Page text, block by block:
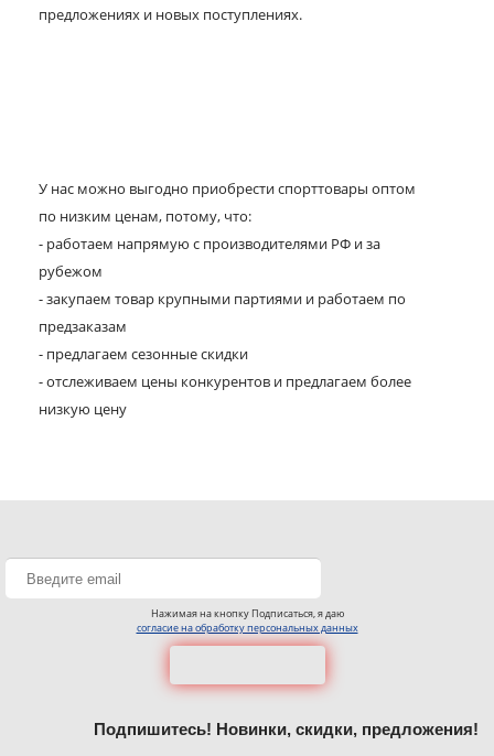
предложениях и новых поступлениях.
У нас можно выгодно приобрести спорттовары оптом
по низким ценам, потому, что:
- работаем напрямую с производителями РФ и за
рубежом
- закупаем товар крупными партиями и работаем по
предзаказам
- предлагаем сезонные скидки
- отслеживаем цены конкурентов и предлагаем более
низкую цену
Нажимая на кнопку Подписаться, я даю
согласие на обработку персональных данных
Подпишитесь! Новинки, скидки, предложения!